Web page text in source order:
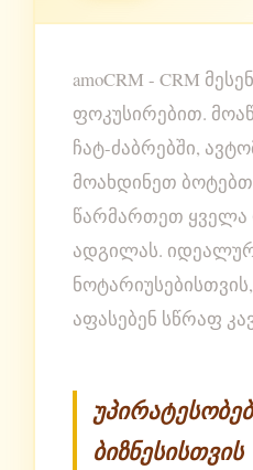
amoCRM - CRM
ფოკუსირებით.
ჩატ-ძაბრებში,
მოახდინეთ
წარმართეთ
ადგილას.
აფასებენ სწრაფ
ბიზნესისთვის